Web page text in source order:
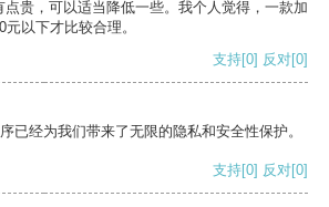
贵，可以适当降低一些。我个人觉得，一款加
以下才比较合理。
支持[0] 反对[0]
已经为我们带来了无限的隐私和安全性保护。
支持[0] 反对[0]